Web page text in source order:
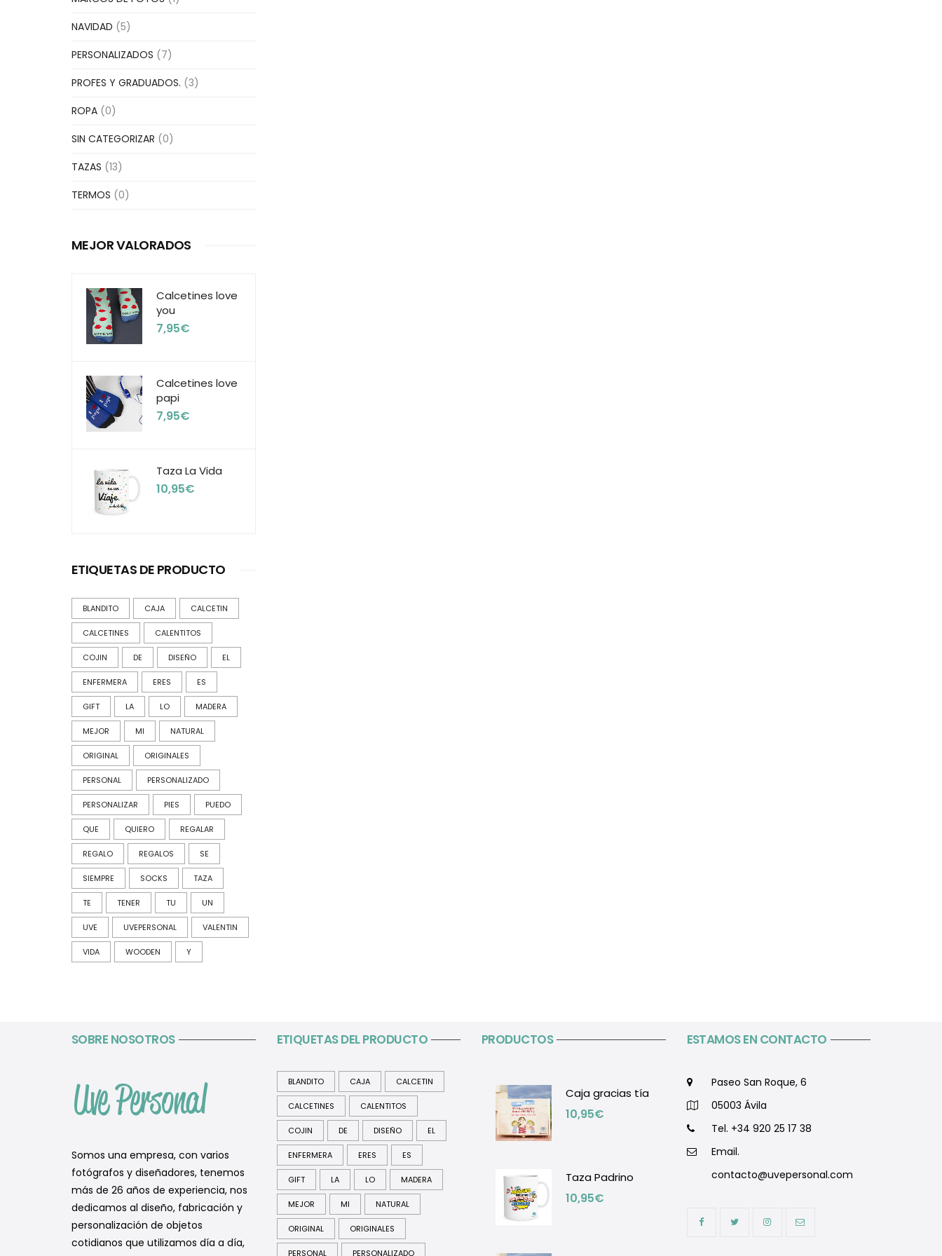
NAVIDAD (5)
PERSONALIZADOS (7)
PROFES Y GRADUADOS. (3)
ROPA (0)
SIN CATEGORIZAR (0)
TAZAS (13)
TERMOS (0)
MEJOR VALORADOS
Calcetines love
you
7,95€
Calcetines love
papi
7,95€
Taza La Vida
10,95€
ETIQUETAS DE PRODUCTO
BLANDITO CAJA CALCETIN
CALCETINES CALENTITOS
COJIN DE DISEÑO EL
ENFERMERA ERES ES
GIFT LA LO MADERA
MEJOR MI NATURAL
ORIGINAL ORIGINALES
PERSONAL PERSONALIZADO
PERSONALIZAR PIES PUEDO
QUE QUIERO REGALAR
REGALO REGALOS SE
SIEMPRE SOCKS TAZA
TE TENER TU UN
UVE UVEPERSONAL VALENTIN
VIDA WOODEN Y
SOBRE NOSOTROS
Somos una empresa, con varios
fotógrafos y diseñadores, tenemos
más de 26 años de experiencia, nos
dedicamos al diseño, fabricación y
personalización de objetos
cotidianos que utilizamos día a día,
ETIQUETAS DEL PRODUCTO
BLANDITO CAJA CALCETIN
CALCETINES CALENTITOS
COJIN DE DISEÑO EL
ENFERMERA ERES ES
GIFT LA LO MADERA
MEJOR MI NATURAL
ORIGINAL ORIGINALES
PERSONAL PERSONALIZADO
PRODUCTOS
Caja gracias tía
10,95€
Taza Padrino
10,95€
ESTAMOS EN CONTACTO
Paseo San Roque, 6
05003 Ávila
Tel. +34 920 25 17 38
Email.
contacto@uvepersonal.com